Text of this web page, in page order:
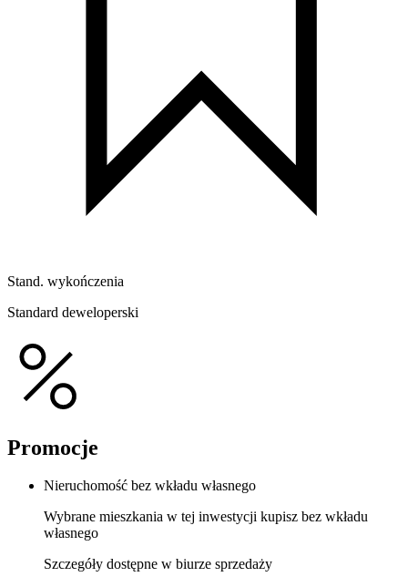
Stand. wykończenia
Standard deweloperski
Promocje
Nieruchomość bez wkładu własnego
Wybrane mieszkania w tej inwestycji kupisz bez wkładu
własnego
Szczegóły dostępne w biurze sprzedaży